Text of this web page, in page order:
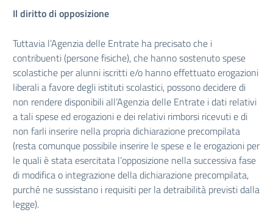
Il diritto di opposizione
Tuttavia l’Agenzia delle Entrate ha precisato che i
contribuenti (persone fisiche), che hanno sostenuto spese
scolastiche per alunni iscritti e/o hanno effettuato erogazioni
liberali a favore degli istituti scolastici, possono decidere di
non rendere disponibili all’Agenzia delle Entrate i dati relativi
a tali spese ed erogazioni e dei relativi rimborsi ricevuti e di
non farli inserire nella propria dichiarazione precompilata
(resta comunque possibile inserire le spese e le erogazioni per
le quali è stata esercitata l’opposizione nella successiva fase
di modifica o integrazione della dichiarazione precompilata,
purché ne sussistano i requisiti per la detraibilità previsti dalla
legge).